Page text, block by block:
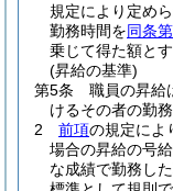
規定により定め
勤務時間を同条
乗じて得た額とす
(昇給の基準)
第5条
職員の昇給
けるその者の勤
2
前項の規定によ
場合の昇給の号給
な成績で勤務し